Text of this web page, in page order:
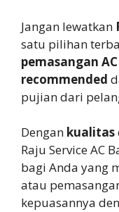
Jangan lewatkan
satu pilihan
pemasangan AC
recommended
pujian dari
Dengan kualitas
Raju Service AC
bagi Anda yang
atau
kepuasannya